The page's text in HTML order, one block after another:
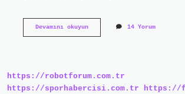
Devamını okuyunÇercici
14 Yorum
https://robotforum.com.tr
https://sporhabercisi.com.tr
https://